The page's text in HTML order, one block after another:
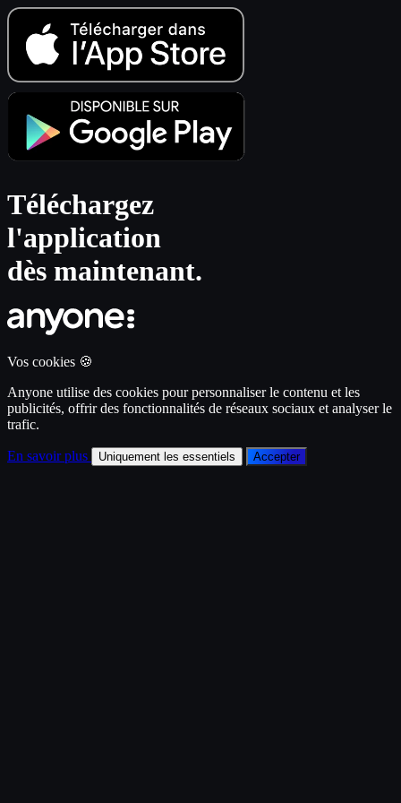
Téléchargez
l'application
dès maintenant.
Vos cookies 🍪
Anyone utilise des cookies pour personnaliser le contenu et les
publicités, offrir des fonctionnalités de réseaux sociaux et analyser le
trafic.
En savoir plus Uniquement les essentiels Accepter